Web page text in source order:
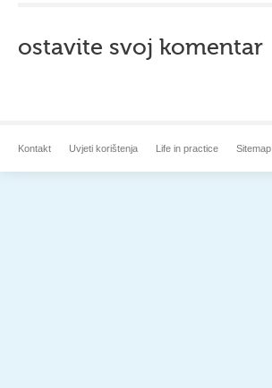
ostavite svoj komentar
Kontakt Uvjeti korištenja Life in practice Sitemap